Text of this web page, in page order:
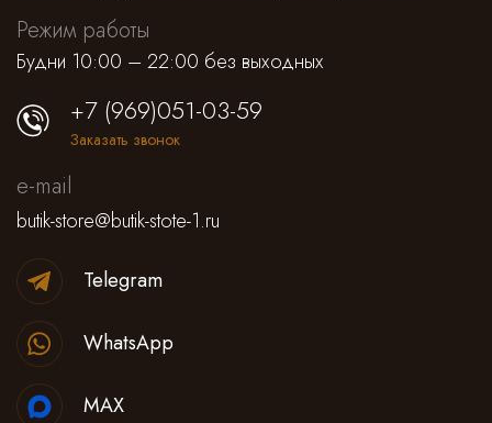
Режим работы
Будни 10:00 – 22:00 без выходных
+7 (969)051-03-59
Заказать звонок
e-mail
butik-store@butik-stote-1.ru
Telegram
WhatsApp
MAX